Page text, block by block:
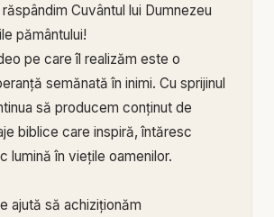
Cuvântul lui Dumnezeu
pământului!
pe care îl realizăm este o
semănată în inimi. Cu sprijinul
să producem conținut de
biblice care inspiră, întăresc
lumină în viețile oamenilor.
ajută să achiziționăm